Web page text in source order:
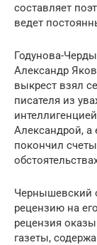
составляет
ведет
Годунова-
Александр
выкрест взял
писателя из
Александрой, а
покончил
Чернышевский
рецензию на
рецензия
газеты,